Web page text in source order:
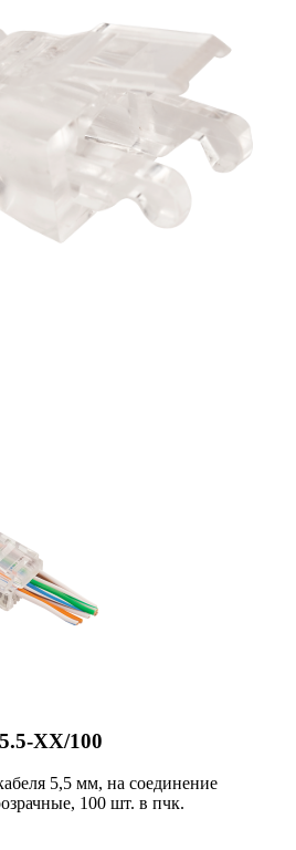
XX/100
5,5 мм, на соединение
100 шт. в пчк.